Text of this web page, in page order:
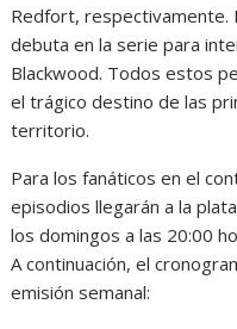
Redfort, respectivamente.
debuta en la serie para
Blackwood. Todos estos
el trágico destino de las
territorio.
Para los fanáticos en el
episodios llegarán a la
los domingos a las 20:00
A continuación, el
emisión semanal: